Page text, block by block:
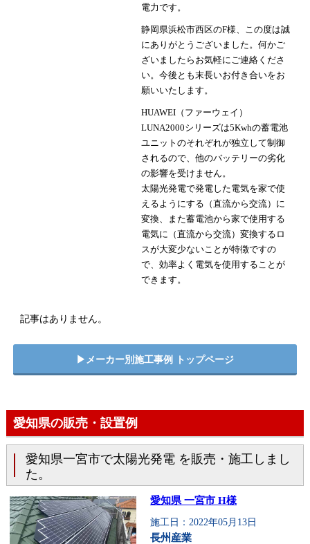
電力です。
静岡県浜松市西区のF様、この度は誠
にありがとうございました。何かご
ざいましたらお気軽にご連絡くださ
い。今後とも末長いお付き合いをお
願いいたします。
HUAWEI（ファーウェイ）
LUNA2000シリーズは5Kwhの蓄電池
ユニットのそれぞれが独立して制御
されるので、他のバッテリーの劣化
の影響を受けません。
太陽光発電で発電した電気を家で使
えるようにする（直流から交流）に
変換、また蓄電池から家で使用する
電気に（直流から交流）変換するロ
スが大変少ないことが特徴ですの
で、効率よく電気を使用することが
できます。
記事はありません。
▶︎メーカー別施工事例 トップページ
愛知県の販売・設置例
愛知県一宮市で太陽光発電 を販売・施工しまし
た。
愛知県 一宮市 H様
施工日：2022年05月13日
長州産業